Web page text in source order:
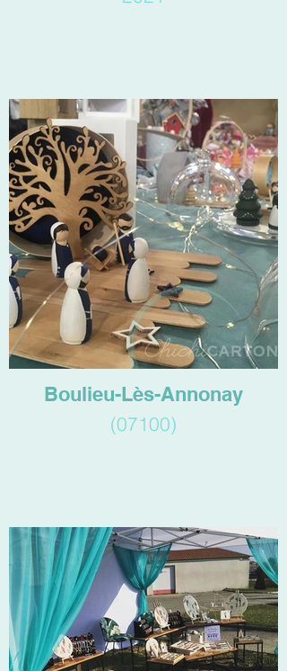
Boulieu-Lès-Annonay
(07100)